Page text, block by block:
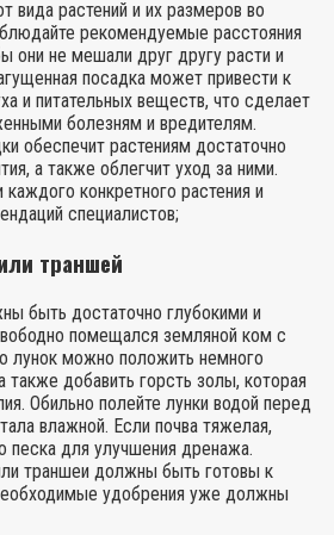
вида растений и их размеров во
рекомендуемые расстояния
они не мешали друг другу расти и
посадка может привести к
и питательных веществ, что сделает
болезням и вредителям.
обеспечит растениям достаточно
а также облегчит уход за ними.
конкретного растения и
специалистов;
траншей
быть достаточно глубокими и
помещался земляной ком с
лунок можно положить немного
также добавить горсть золы, которая
Обильно полейте лунки водой перед
влажной. Если почва тяжелая,
песка для улучшения дренажа.
траншеи должны быть готовы к
удобрения уже должны